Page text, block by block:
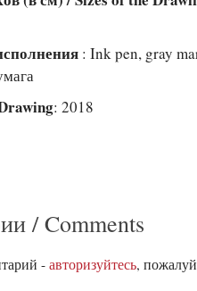
: Ink pen, gray
: 2018
/ Comments
- авторизуйтесь,